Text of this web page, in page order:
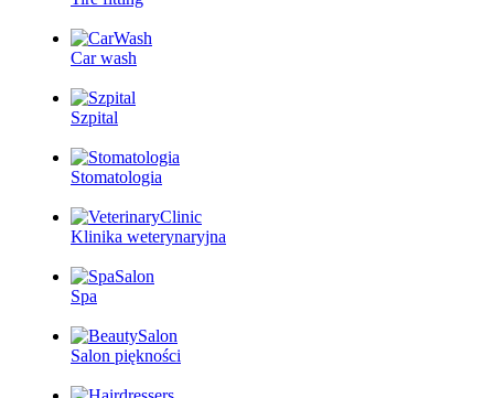
Car wash
Szpital
Stomatologia
Klinika weterynaryjna
Spa
Salon piękności